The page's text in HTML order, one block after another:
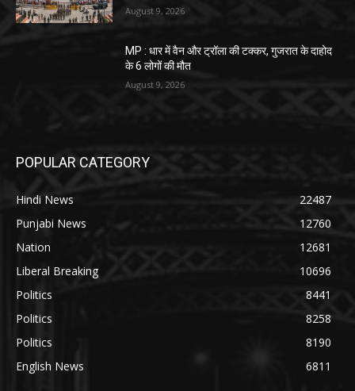
August 9, 2026
MP : धार में वैन और ट्रॉला की टक्कर, गुजरात के दाहोद
के 6 लोगों की मौत
August 9, 2026
POPULAR CATEGORY
Hindi News
22487
Punjabi News
12760
Nation
12681
Liberal Breaking
10696
Politics
8441
Politics
8258
Politics
8190
English News
6811